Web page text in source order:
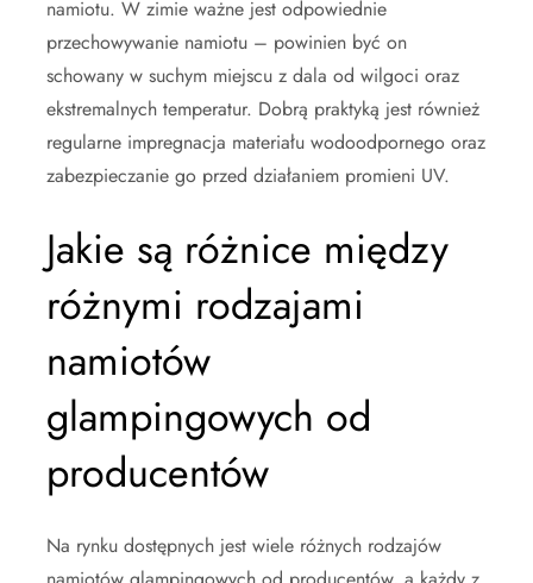
namiotu. W zimie ważne jest odpowiednie
przechowywanie namiotu – powinien być on
schowany w suchym miejscu z dala od wilgoci oraz
ekstremalnych temperatur. Dobrą praktyką jest również
regularne impregnacja materiału wodoodpornego oraz
zabezpieczanie go przed działaniem promieni UV.
Jakie są różnice między
różnymi rodzajami
namiotów
glampingowych od
producentów
Na rynku dostępnych jest wiele różnych rodzajów